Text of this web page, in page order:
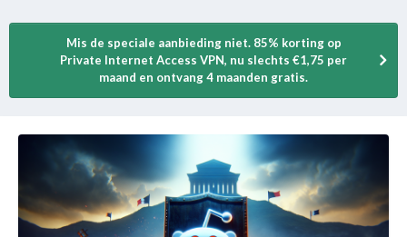
Mis de speciale aanbieding niet. 85% korting op
Private Internet Access VPN, nu slechts €1,75 per
maand en ontvang 4 maanden gratis.